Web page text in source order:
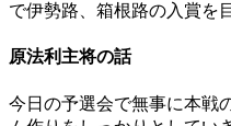
で伊勢路、箱根路の入賞を
原法利主将の話
今日の予選会で無事に本戦